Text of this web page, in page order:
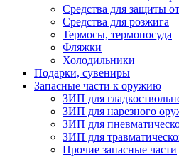
Средства для защиты
Средства для розжига
Термосы, термопосуда
Фляжки
Холодильники
Подарки, сувениры
Запасные части к оружию
ЗИП для
ЗИП для нарезного
ЗИП для
ЗИП для
Прочие запасные части